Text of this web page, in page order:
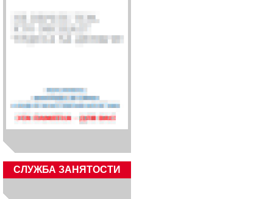
CЛУЖБА ЗАНЯТОСТИ